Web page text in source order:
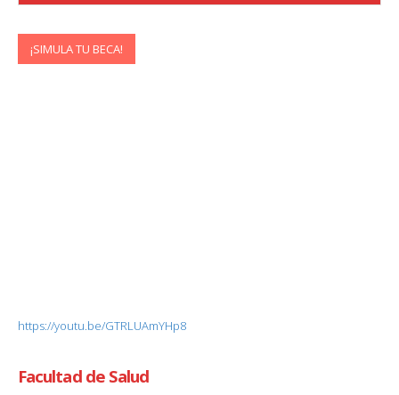
¡SIMULA TU BECA!
https://youtu.be/GTRLUAmYHp8
Facultad de Salud